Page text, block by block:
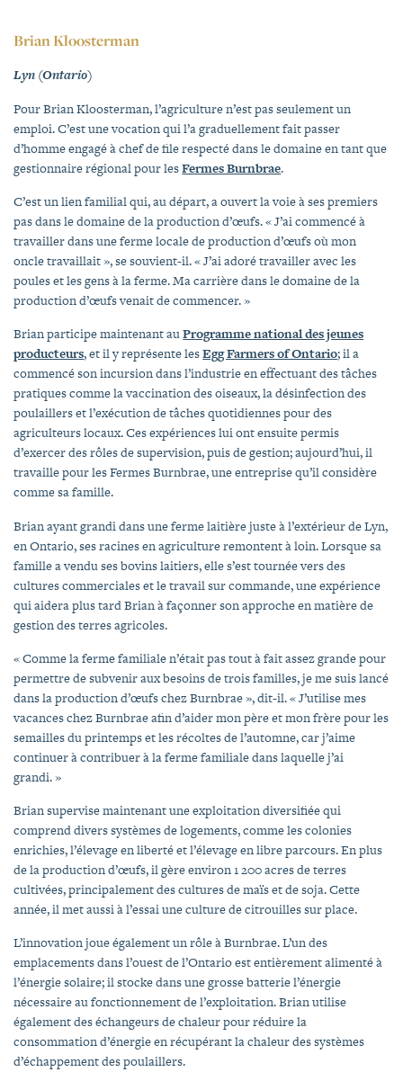
Brian Kloosterman
Lyn (Ontario)
Pour Brian Kloosterman, l’agriculture n’est pas seulement un
emploi. C’est une vocation qui l’a graduellement fait passer
d’homme engagé à chef de file respecté dans le domaine en tant que
gestionnaire régional pour lesFermes Burnbrae.
C’est un lien familial qui, au départ, a ouvert la voie à ses premiers
pas dans le domaine de la production d’œufs. « J’ai commencé à
travailler dans une ferme locale de production d’œufs où mon
oncle travaillait », se souvient-il. « J’ai adoré travailler avec les
poules et les gens à la ferme. Ma carrière dans le domaine de la
production d’œufs venait de commencer. »
Brian participe maintenant auProgramme national des jeunes
producteurs, et il y représente lesEgg Farmers of Ontario; il a
commencé son incursion dans l’industrie en effectuant des tâches
pratiques comme la vaccination des oiseaux, la désinfection des
poulaillers et l’exécution de tâches quotidiennes pour des
agriculteurs locaux. Ces expériences lui ont ensuite permis
d’exercer des rôles de supervision, puis de gestion; aujourd’hui, il
travaille pour les Fermes Burnbrae, une entreprise qu’il considère
comme sa famille.
Brian ayant grandi dans une ferme laitière juste à l’extérieur de Lyn,
en Ontario, ses racines en agriculture remontent à loin. Lorsque sa
famille a vendu ses bovins laitiers, elle s’est tournée vers des
cultures commerciales et le travail sur commande, une expérience
qui aidera plus tard Brian à façonner son approche en matière de
gestion des terres agricoles.
« Comme la ferme familiale n’était pas tout à fait assez grande pour
permettre de subvenir aux besoins de trois familles, je me suis lancé
dans la production d’œufs chez Burnbrae », dit-il. « J’utilise mes
vacances chez Burnbrae afin d’aider mon père et mon frère pour les
semailles du printemps et les récoltes de l’automne, car j’aime
continuer à contribuer à la ferme familiale dans laquelle j’ai
grandi. »
Brian supervise maintenant une exploitation diversifiée qui
comprend divers systèmes de logements, comme les colonies
enrichies, l’élevage en liberté et l’élevage en libre parcours. En plus
de la production d’œufs, il gère environ 1 200 acres de terres
cultivées, principalement des cultures de maïs et de soja. Cette
année, il met aussi à l’essai une culture de citrouilles sur place.
L’innovation joue également un rôle à Burnbrae. L’un des
emplacements dans l’ouest de l’Ontario est entièrement alimenté à
l’énergie solaire; il stocke dans une grosse batterie l’énergie
nécessaire au fonctionnement de l’exploitation. Brian utilise
également des échangeurs de chaleur pour réduire la
consommation d’énergie en récupérant la chaleur des systèmes
d’échappement des poulaillers.